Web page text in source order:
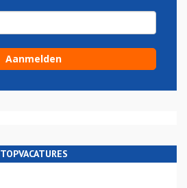
TOPVACATURES